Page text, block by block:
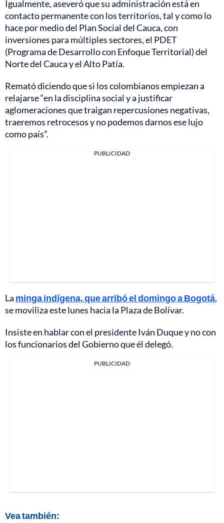
Igualmente, aseveró que su administración está en
contacto permanente con los territorios, tal y como lo
hace por medio del Plan Social del Cauca, con
inversiones para múltiples sectores, el PDET
(Programa de Desarrollo con Enfoque Territorial) del
Norte del Cauca y el Alto Patía.
Remató diciendo que si los colombianos empiezan a
relajarse “en la disciplina social y a justificar
aglomeraciones que traigan repercusiones negativas,
traeremos retrocesos y no podemos darnos ese lujo
como país”.
PUBLICIDAD
La minga indígena, que arribó el domingo a Bogotá,
se moviliza este lunes hacia la Plaza de Bolívar.
Insiste en hablar con el presidente Iván Duque y no con
los funcionarios del Gobierno que él delegó.
PUBLICIDAD
Vea también: